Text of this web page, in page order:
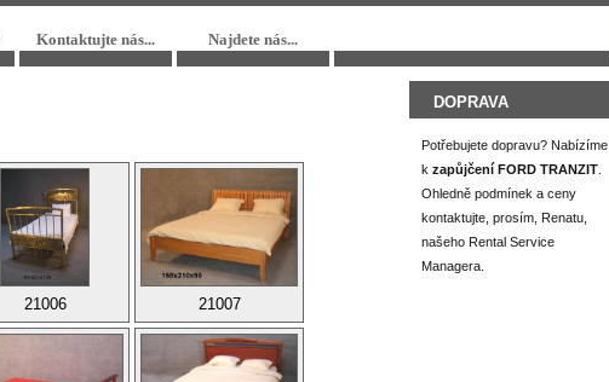
Kontaktujte nás... Najdete nás...
DOPRAVA
Potřebujete dopravu? Nabízíme
k zapůjčení FORD TRANZIT
Ohledně podmínek a ceny
kontaktujte, prosím, Renatu,
našeho Rental Service
Managera.
21006 21007